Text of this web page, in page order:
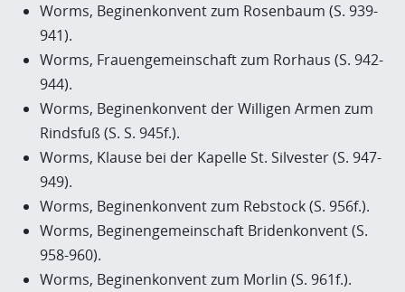
Worms, Beginenkonvent zum Rosenbaum (S. 939-
941).
Worms, Frauengemeinschaft zum Rorhaus (S. 942-
944).
Worms, Beginenkonvent der Willigen Armen zum
Rindsfuß (S. S. 945f.).
Worms, Klause bei der Kapelle St. Silvester (S. 947-
949).
Worms, Beginenkonvent zum Rebstock (S. 956f.).
Worms, Beginengemeinschaft Bridenkonvent (S.
958-960).
Worms, Beginenkonvent zum Morlin (S. 961f.).